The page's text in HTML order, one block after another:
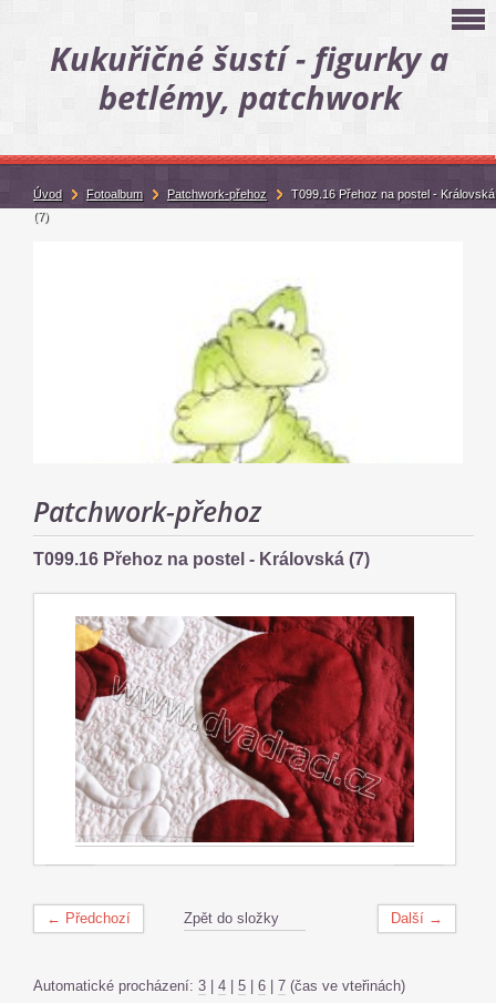
Kukuřičné šustí - figurky a
betlémy, patchwork
Patchwork-přehoz
T099.16 Přehoz na postel - Královská (7)
← Předchozí Další →
Zpět do složky
Automatické procházení: 3 | 4 | 5 | 6 | 7 (čas ve vteřinách)
Úvod Fotoalbum Patchwork-přehoz
T099.16 Přehoz na postel - Královská
(7)